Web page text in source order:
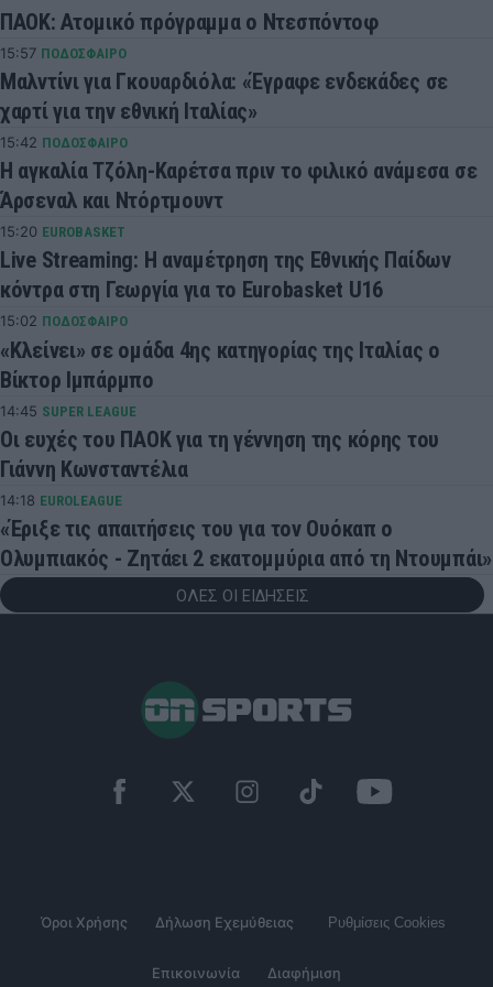
ΠΑΟΚ: Ατομικό πρόγραμμα ο Ντεσπόντοφ
15:57 ΠΟΔΟΣΦΑΙΡΟ
Μαλντίνι για Γκουαρδιόλα: «Έγραφε ενδεκάδες σε
χαρτί για την εθνική Ιταλίας»
15:42 ΠΟΔΟΣΦΑΙΡΟ
Η αγκαλία Τζόλη-Καρέτσα πριν το φιλικό ανάμεσα σε
Άρσεναλ και Ντόρτμουντ
15:20 EUROBASKET
Live Streaming: Η αναμέτρηση της Εθνικής Παίδων
κόντρα στη Γεωργία για το Eurobasket U16
15:02 ΠΟΔΟΣΦΑΙΡΟ
«Κλείνει» σε ομάδα 4ης κατηγορίας της Ιταλίας ο
Βίκτορ Ιμπάρμπο
14:45 SUPER LEAGUE
Οι ευχές του ΠΑΟΚ για τη γέννηση της κόρης του
Γιάννη Κωνσταντέλια
14:18 EUROLEAGUE
«Έριξε τις απαιτήσεις του για τον Ουόκαπ ο
Ολυμπιακός - Ζητάει 2 εκατομμύρια από τη Ντουμπάι»
ΟΛΕΣ ΟΙ ΕΙΔΗΣΕΙΣ
Όροι Χρήσης Δήλωση Εχεμύθειας Ρυθμίσεις Cookies
Επικοινωνία Διαφήμιση